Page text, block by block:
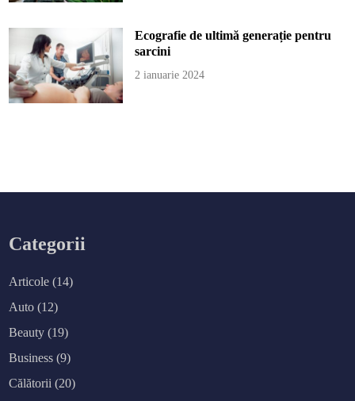
Ecografie de ultimă generație pentru
sarcini
2 ianuarie 2024
Categorii
Articole (14)
Auto (12)
Beauty (19)
Business (9)
Călătorii (20)